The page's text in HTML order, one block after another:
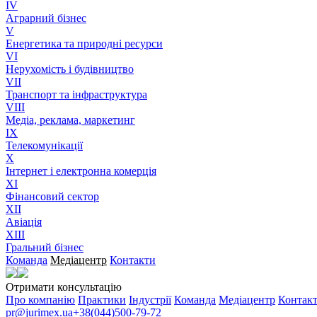
IV
Аграрний бізнес
V
Енергетика та природні ресурси
VI
Нерухомість і будівництво
VII
Транспорт та інфраструктура
VIII
Медіа, реклама, маркетинг
IX
Телекомунікації
X
Інтернет і електронна комерція
XI
Фінансовий сектор
XII
Авіація
XIII
Гральний бізнес
Команда Медіацентр Контакти
Отримати консультацію
Про компанію Практики Індустрії Команда Медіацентр
pr@jurimex.ua+38(044)500-79-72